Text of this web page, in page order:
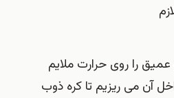
را روی حرارت ملایم
آن می ریزیم تا کره ذوب